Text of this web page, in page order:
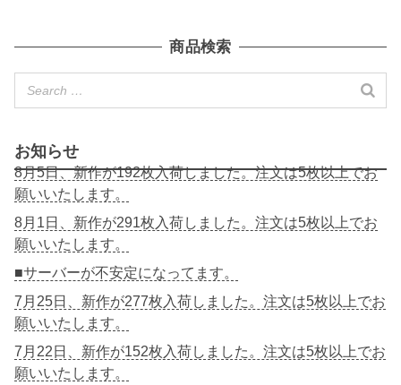
商品検索
お知らせ
8月5日、新作が192枚入荷しました。注文は5枚以上でお
願いいたします。
8月1日、新作が291枚入荷しました。注文は5枚以上でお
願いいたします。
■サーバーが不安定になってます。
7月25日、新作が277枚入荷しました。注文は5枚以上でお
願いいたします。
7月22日、新作が152枚入荷しました。注文は5枚以上でお
願いいたします。